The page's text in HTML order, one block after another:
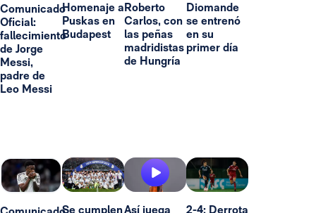
Comunicado
Oficial:
fallecimiento
de Jorge
Messi,
padre de
Leo Messi
Homenaje a
Puskas en
Budapest
Roberto
Carlos, con
las peñas
madridistas
de Hungría
Diomande
se entrenó
en su
primer día
Se cumplenAsí juega
2-4: Derrota